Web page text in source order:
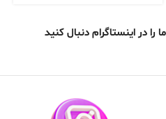
ما را در اینستاگرام دنبال کنید